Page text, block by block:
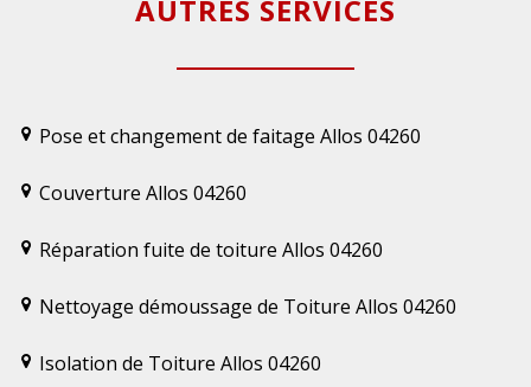
AUTRES SERVICES
Pose et changement de faitage Allos 04260
Couverture Allos 04260
Réparation fuite de toiture Allos 04260
Nettoyage démoussage de Toiture Allos 04260
Isolation de Toiture Allos 04260